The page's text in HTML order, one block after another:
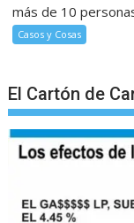
más de 10
Casos y Cosas
El Cartón de